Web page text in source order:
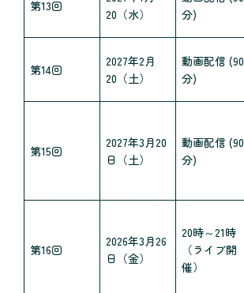
第13回
20（水）
分)
第14回
2027年2月
20（土）
動画配信 (90
分)
第15回
2027年3月20
日（土）
動画配信 (90
分)
第16回
2026年3月26
日（金）
20時～21時
（ライブ開
催）